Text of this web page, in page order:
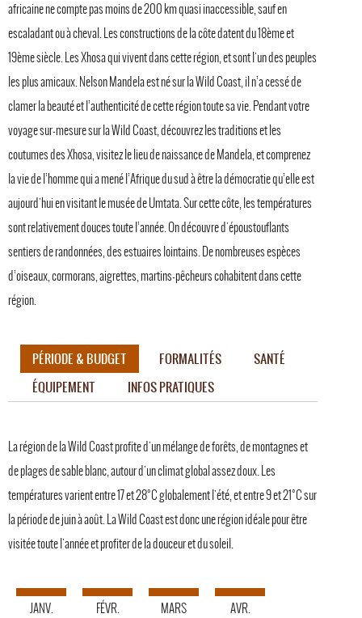
africaine ne compte pas moins de 200 km quasi inaccessible, sauf en
escaladant ou à cheval. Les constructions de la côte datent du 18ème et
19ème siècle. Les Xhosa qui vivent dans cette région, et sont l'un des peuples
les plus amicaux. Nelson Mandela est né sur la Wild Coast, il n’a cessé de
clamer la beauté et l’authenticité de cette région toute sa vie. Pendant votre
voyage sur-mesure sur la Wild Coast, découvrez les traditions et les
coutumes des Xhosa, visitez le lieu de naissance de Mandela, et comprenez
la vie de l’homme qui a mené l’Afrique du sud à être la démocratie qu’elle est
aujourd'hui en visitant le musée de Umtata. Sur cette côte, les températures
sont relativement douces toute l’année. On découvre d'époustouflants
sentiers de randonnées, des estuaires lointains. De nombreuses espèces
d’oiseaux, cormorans, aigrettes, martins-pêcheurs cohabitent dans cette
région.
PÉRIODE & BUDGET FORMALITÉS
SANTÉ
ÉQUIPEMENT
INFOS PRATIQUES
La région de la Wild Coast profite d'un mélange de forêts, de montagnes et
de plages de sable blanc, autour d'un climat global assez doux. Les
températures varient entre 17 et 28°C globalement l'été, et entre 9 et 21°C sur
la période de juin à août. La Wild Coast est donc une région idéale pour être
visitée toute l'année et profiter de la douceur et du soleil.
JANV.
FÉVR.
MARS
AVR.